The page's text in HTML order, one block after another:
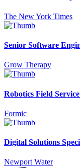
The New York Times
Senior Software
Grow Therapy
Robotics Field
Formic
Digital Solutions
Newport Water